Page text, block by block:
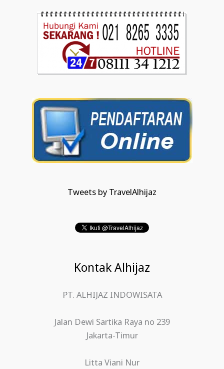
Tweets by TravelAlhijaz
Kontak Alhijaz
PT. ALHIJAZ INDOWISATA
Jalan Dewi Sartika Raya no 239
Jakarta-Timur
Litta Viani Nur